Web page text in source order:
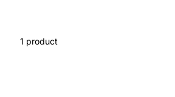
1 product